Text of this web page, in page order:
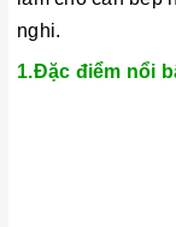
nghi.
1.Đặc điểm nổi